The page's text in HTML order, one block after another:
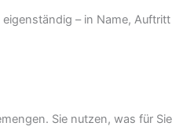
– in Name, Auftritt
Sie nutzen, was für Sie